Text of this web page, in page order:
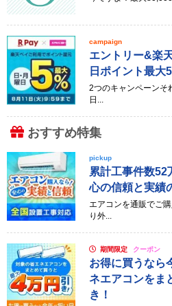
campaign
エントリー&楽
日ポイント最大
2つのキャンペーンそ
日...
おすすめ特集
pickup
累計工事件数52
心の信頼と実績
エアコンを通販でご
り外...
期間限定 クーポン
お得に買うなら
ネエアコンをま
き！